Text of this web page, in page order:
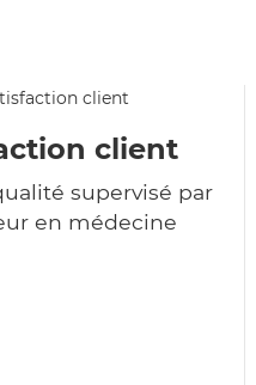
client
supervisé par
en médecine